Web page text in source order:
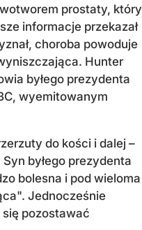
prostaty, który
informacje przekazał
choroba powoduje
Hunter
byłego prezydenta
wyemitowanym
do kości i dalej –
byłego prezydenta
bolesna i pod wieloma
Jednocześnie
się pozostawać